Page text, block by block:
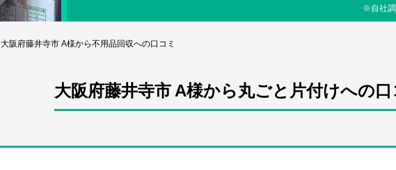
※自社
大阪府藤井寺市 A様から不用品回収への口コミ
大阪府藤井寺市 A様から丸ごと片付けへの